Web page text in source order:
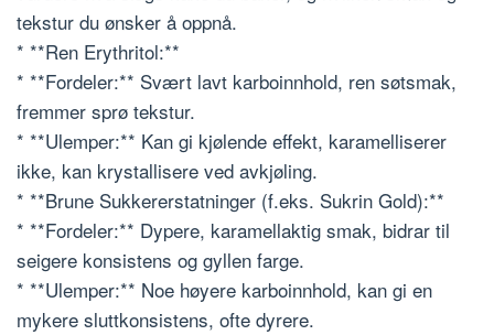
tekstur du ønsker å oppnå.
* **Ren Erythritol:**
* **Fordeler:** Svært lavt karboinnhold, ren søtsmak,
fremmer sprø tekstur.
* **Ulemper:** Kan gi kjølende effekt, karamelliserer
ikke, kan krystallisere ved avkjøling.
* **Brune Sukkererstatninger (f.eks. Sukrin Gold):**
* **Fordeler:** Dypere, karamellaktig smak, bidrar til
seigere konsistens og gyllen farge.
* **Ulemper:** Noe høyere karboinnhold, kan gi en
mykere sluttkonsistens, ofte dyrere.